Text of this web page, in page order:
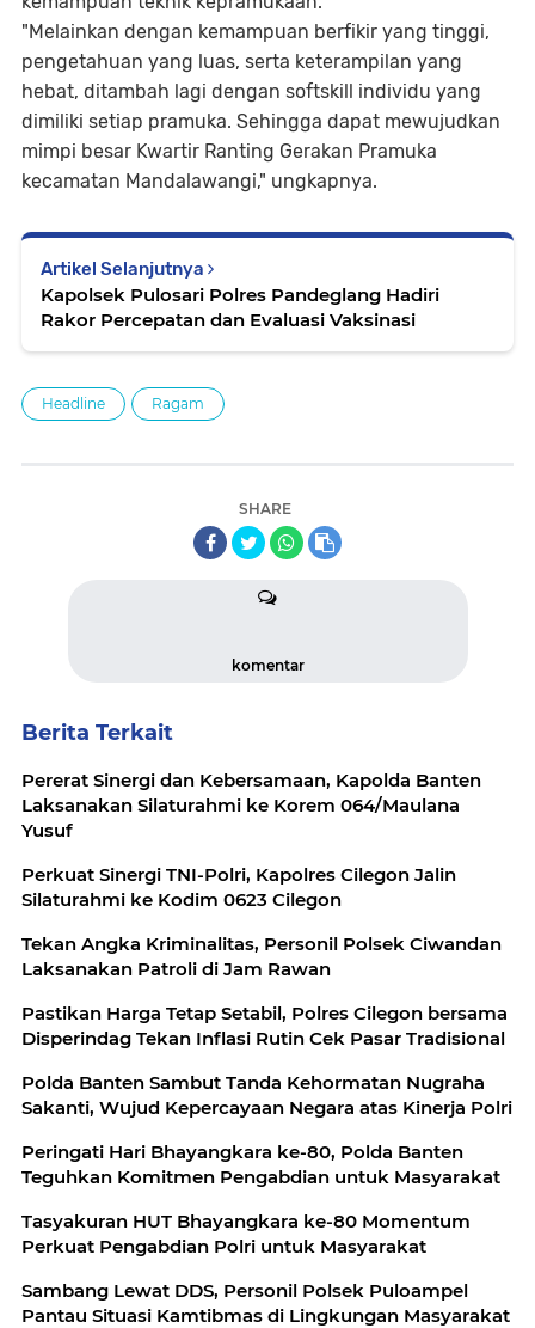
"Melainkan dengan kemampuan berfikir yang tinggi,
pengetahuan yang luas, serta keterampilan yang
hebat, ditambah lagi dengan softskill individu yang
dimiliki setiap pramuka. Sehingga dapat mewujudkan
mimpi besar Kwartir Ranting Gerakan Pramuka
kecamatan Mandalawangi," ungkapnya.
Artikel Selanjutnya
Kapolsek Pulosari Polres Pandeglang Hadiri
Rakor Percepatan dan Evaluasi Vaksinasi
Headline Ragam
SHARE
komentar
Berita Terkait
Pererat Sinergi dan Kebersamaan, Kapolda Banten
Laksanakan Silaturahmi ke Korem 064/Maulana
Yusuf
Perkuat Sinergi TNI-Polri, Kapolres Cilegon Jalin
Silaturahmi ke Kodim 0623 Cilegon
Tekan Angka Kriminalitas, Personil Polsek Ciwandan
Laksanakan Patroli di Jam Rawan
Pastikan Harga Tetap Setabil, Polres Cilegon bersama
Disperindag Tekan Inflasi Rutin Cek Pasar Tradisional
Polda Banten Sambut Tanda Kehormatan Nugraha
Sakanti, Wujud Kepercayaan Negara atas Kinerja Polri
Peringati Hari Bhayangkara ke-80, Polda Banten
Teguhkan Komitmen Pengabdian untuk Masyarakat
Tasyakuran HUT Bhayangkara ke-80 Momentum
Perkuat Pengabdian Polri untuk Masyarakat
Sambang Lewat DDS, Personil Polsek Puloampel
Pantau Situasi Kamtibmas di Lingkungan Masyarakat